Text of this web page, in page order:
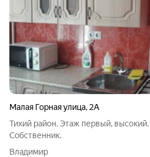
Малая Горная улица, 2А
Тихий район. Этаж первый,
Собственник.
Владимир